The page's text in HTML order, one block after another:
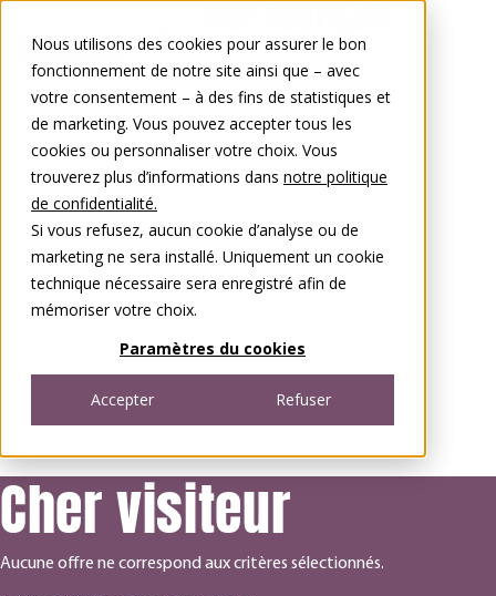
Nous utilisons des cookies pour assurer le bon
fonctionnement de notre site ainsi que – avec
votre consentement – à des fins de statistiques et
de marketing. Vous pouvez accepter tous les
cookies ou personnaliser votre choix. Vous
trouverez plus d’informations dans notre politique
de confidentialité.
Si vous refusez, aucun cookie d’analyse ou de
marketing ne sera installé. Uniquement un cookie
technique nécessaire sera enregistré afin de
mémoriser votre choix.
Paramètres du cookies
Accepter Refuser
0848 00 77 88
Cher visiteur
Aucune offre ne correspond aux critères sélectionnés.